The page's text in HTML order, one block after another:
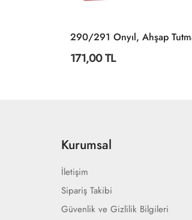
171,00 TL
Kurumsal
İletişim
Sipariş Takibi
Güvenlik ve Gizlilik Bilgileri